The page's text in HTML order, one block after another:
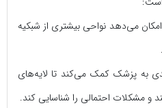
می‌دهد نواحی بیشتری از شبکیه
به پزشک کمک می‌کند تا لایه‌های
و مشکلات احتمالی را شناسایی کند.